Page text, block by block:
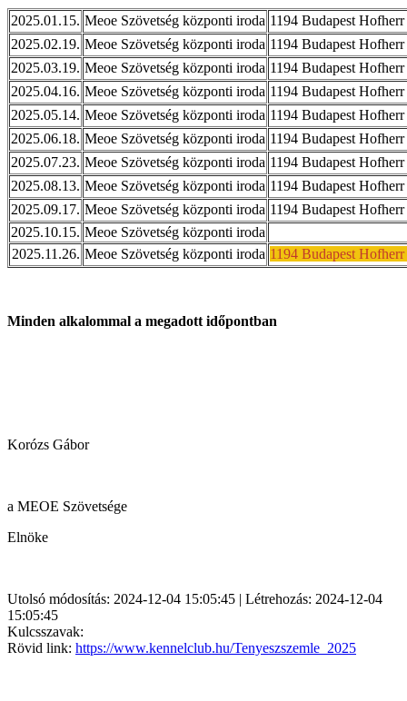
2025.01.15. Meoe Szövetség központi iroda 1194 Budapest
2025.02.19. Meoe Szövetség központi iroda 1194 Budapest
2025.03.19. Meoe Szövetség központi iroda 1194 Budapest
2025.04.16. Meoe Szövetség központi iroda 1194 Budapest
2025.05.14. Meoe Szövetség központi iroda 1194 Budapest
2025.06.18. Meoe Szövetség központi iroda 1194 Budapest
2025.07.23. Meoe Szövetség központi iroda 1194 Budapest
2025.08.13. Meoe Szövetség központi iroda 1194 Budapest
2025.09.17. Meoe Szövetség központi iroda 1194 Budapest
2025.10.15. Meoe Szövetség központi iroda
2025.11.26. Meoe Szövetség központi iroda 1194 Budapest
Minden alkalommal a megadott időpontban
Korózs Gábor
a MEOE Szövetsége
Elnöke
Utolsó módosítás: 2024-12-04 15:05:45 | Létrehozás: 2024-12-04
15:05:45
Kulcsszavak:
Rövid link: https://www.kennelclub.hu/Tenyeszszemle_2025